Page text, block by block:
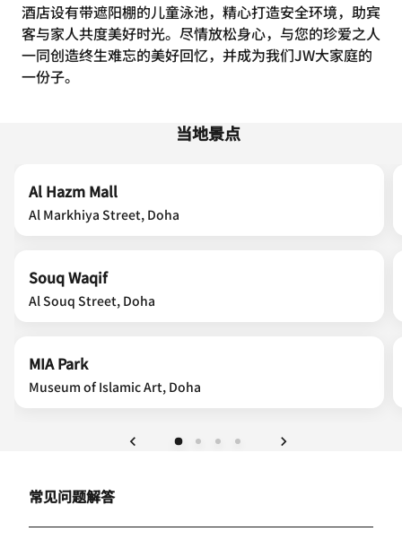
酒店设有带遮阳棚的儿童泳池，精心打造安全环境，助宾
客与家人共度美好时光。尽情放松身心，与您的珍爱之人
一同创造终生难忘的美好回忆，并成为我们JW大家庭的
一份子。
当地景点
Al Hazm Mall
Al Markhiya Street, Doha
Souq Waqif
Al Souq Street, Doha
MIA Park
Museum of Islamic Art, Doha
常见问题解答